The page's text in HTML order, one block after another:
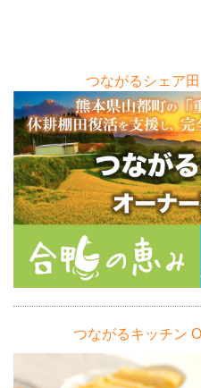
つながるシェア
つながるキッチン